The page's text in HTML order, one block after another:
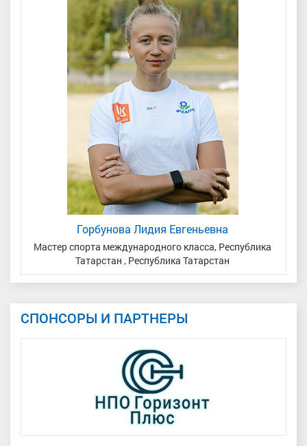
Горбунова Лидия Евгеньевна
Мастер спорта международного класса, Республика
Татарстан , Республика Татарстан
СПОНСОРЫ И ПАРТНЕРЫ